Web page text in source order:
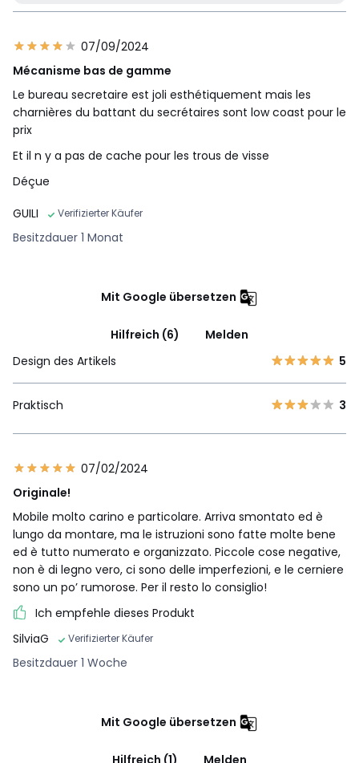
07/09/2024
Mécanisme bas de gamme
Le bureau secretaire est joli esthétiquement mais les
charnières du battant du secrétaires sont low coast pour le
prix
Et il n y a pas de cache pour les trous de visse
Déçue
GUILI
Verifizierter Käufer
Besitzdauer 1 Monat
Mit Google übersetzen
Hilfreich (6)
Melden
Design des Artikels
5
Praktisch 3
07/02/2024
Originale!
Mobile molto carino e particolare. Arriva smontato ed è
lungo da montare, ma le istruzioni sono fatte molte bene
ed è tutto numerato e organizzato. Piccole cose negative,
non è di legno vero, ci sono delle imperfezioni, e le cerniere
sono un po’ rumorose. Per il resto lo consiglio!
Ich empfehle dieses Produkt
SilviaG
Verifizierter Käufer
Besitzdauer 1 Woche
Mit Google übersetzen
Hilfreich (1)
Melden